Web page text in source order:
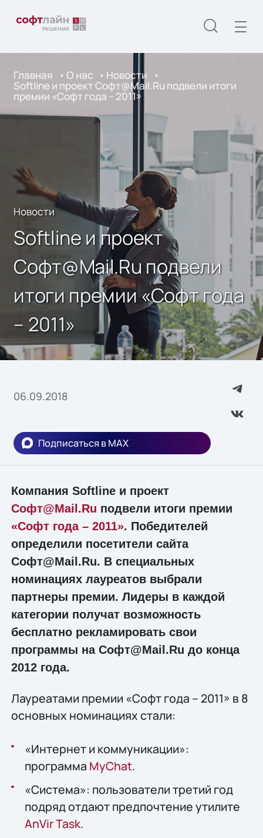
Главная О нас Новости
Softline и проект Софт@Mail.Ru подвели итоги
премии «Софт года – 2011»
Новости
Softline и проект
Софт@Mail.Ru подвели
итоги премии «Софт года
– 2011»
06.09.2018
Подписаться в MAX
Компания Softline и проект
Софт@Mail.Ru подвели итоги премии
«Софт года – 2011». Победителей
определили посетители сайта
Софт@Mail.Ru. В специальных
номинациях лауреатов выбрали
партнеры премии. Лидеры в каждой
категории получат возможность
бесплатно рекламировать свои
программы на Софт@Mail.Ru до конца
2012 года.
Лауреатами премии «Софт года – 2011» в 8
основных номинациях стали:
«Интернет и коммуникации»:
программа MyChat.
«Система»: пользователи третий год
подряд отдают предпочтение утилите
AnVir Task.